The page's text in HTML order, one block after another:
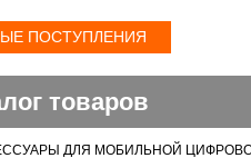
ПОСТУПЛЕНИЯ
товаров
ДЛЯ МОБИЛЬНОЙ